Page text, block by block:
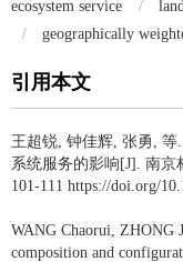
ecosystem service /
/
geographically
引用本文
王超锐 钟佳辉 张勇 等
系统服务的影响[J]. 南京
101-111 https://doi.org/
WANG Chaorui ZHONG
composition and